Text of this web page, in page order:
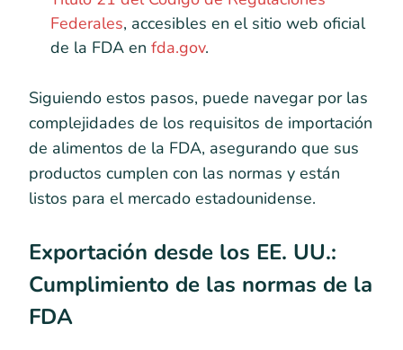
Federales, accesibles en el sitio web oficial
de la FDA en fda.gov.
Siguiendo estos pasos, puede navegar por las
complejidades de los requisitos de importación
de alimentos de la FDA, asegurando que sus
productos cumplen con las normas y están
listos para el mercado estadounidense.
Exportación desde los EE. UU.:
Cumplimiento de las normas de la
FDA